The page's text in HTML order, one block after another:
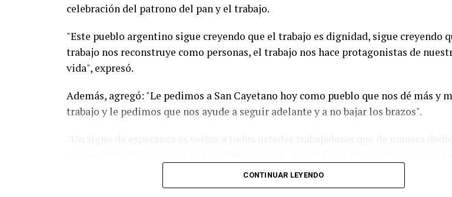
celebración del patrono del pan y el trabajo.
"Este pueblo argentino sigue creyendo que el trabajo es dignidad, sigue creyendo
trabajo nos reconstruye como personas, el trabajo nos hace protagonistas de
vida", expresó.
Además, agregó: "Le pedimos a San Cayetano hoy como pueblo que nos dé más y
trabajo y le pedimos que nos ayude a seguir adelante y a no bajar los brazos".
su corazón queriendo reconstruir seguramente la vida de su familia y la de nuestro
Cuando decimos que recibimos la bendición es como cuando nuestros pibes en el
CONTINUAR LEYENDO